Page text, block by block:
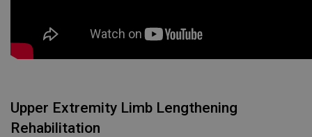
Upper Extremity Limb Lengthening
Rehabilitation